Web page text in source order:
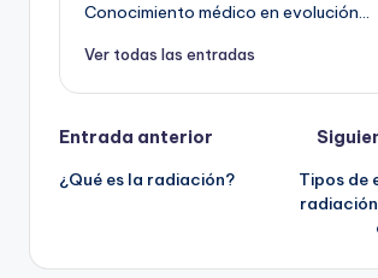
Conocimiento médico en evolución...
Ver todas las entradas
Navegación
de
Entrada anterior
¿Qué es la radiación?
Tipos de